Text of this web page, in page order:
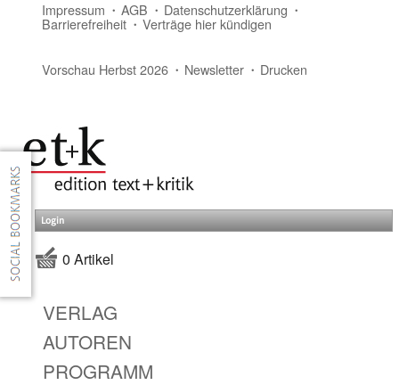
Impressum AGB Datenschutzerklärung
Barrierefreiheit Verträge hier kündigen
Vorschau Herbst 2026 Newsletter Drucken
Login
0 Artikel
VERLAG
AUTOREN
PROGRAMM